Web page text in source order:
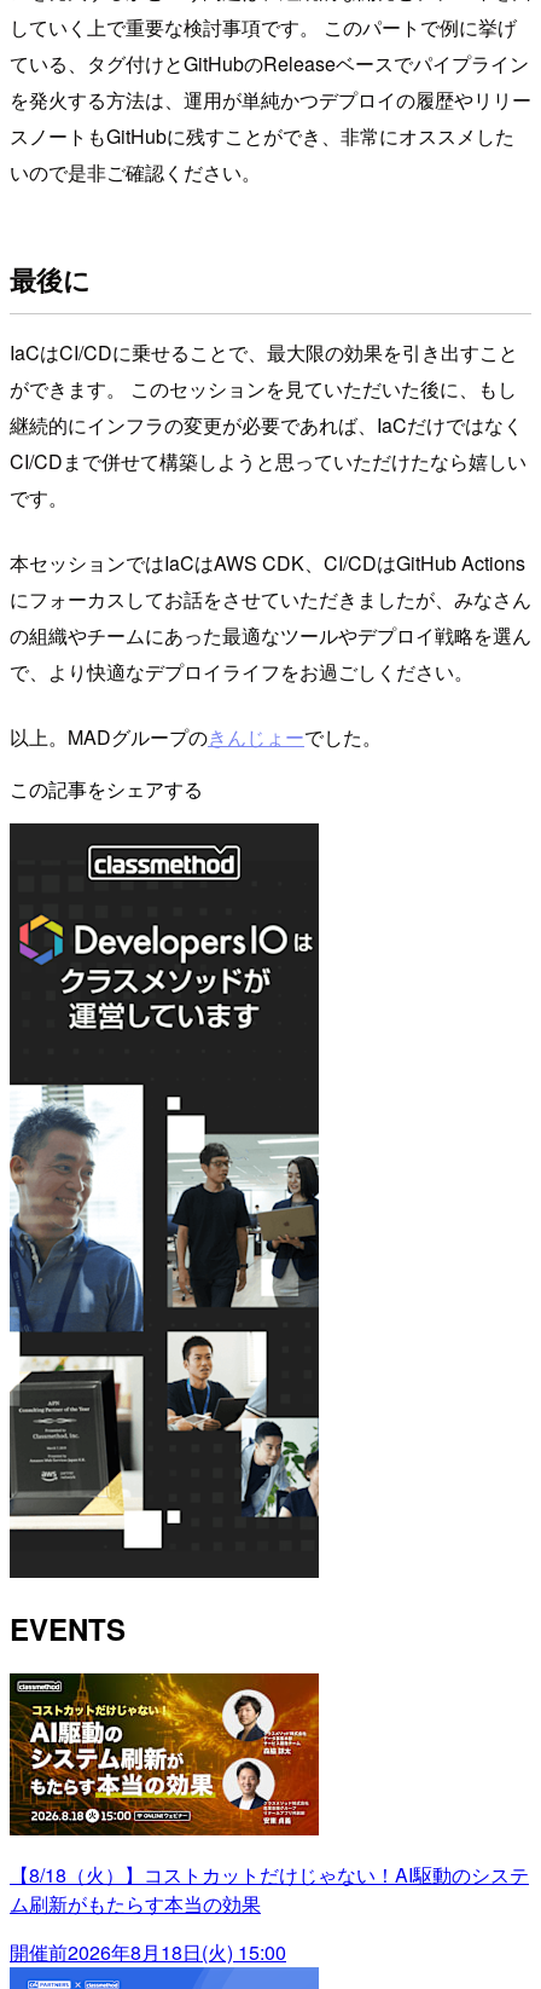
していく上で重要な検討事項です。 このパートで例に挙げ
ている、タグ付けとGitHubのReleaseベースでパイプライン
を発火する方法は、運用が単純かつデプロイの履歴やリリー
スノートもGitHubに残すことができ、非常にオススメした
いので是非ご確認ください。
最後に
IaCはCI/CDに乗せることで、最大限の効果を引き出すこと
ができます。 このセッションを見ていただいた後に、もし
継続的にインフラの変更が必要であれば、IaCだけではなく
CI/CDまで併せて構築しようと思っていただけたなら嬉しい
です。
本セッションではIaCはAWS CDK、CI/CDはGitHub Actions
にフォーカスしてお話をさせていただきましたが、みなさん
の組織やチームにあった最適なツールやデプロイ戦略を選ん
で、より快適なデプロイライフをお過ごしください。
以上。MADグループのきんじょーでした。
この記事をシェアする
EVENTS
【8/18（火）】コストカットだけじゃない！AI駆動のシステ
ム刷新がもたらす本当の効果
開催前2026年8月18日(火) 15:00